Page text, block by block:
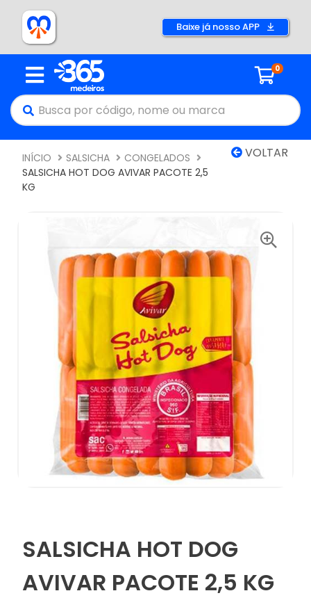
Baixe já nosso APP
0
VOLTAR
INÍCIO SALSICHA
CONGELADOS
SALSICHA HOT DOG AVIVAR PACOTE 2,5
KG
SALSICHA HOT DOG
AVIVAR PACOTE 2,5 KG